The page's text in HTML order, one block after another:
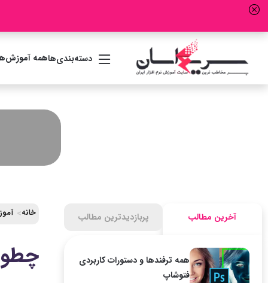
دسته‌بندی‌هاهمه
آخرین مطالب پربازدیدترین مطالب
همه ترفندها و دستورات کاربردی
فتوشاپ
خانه